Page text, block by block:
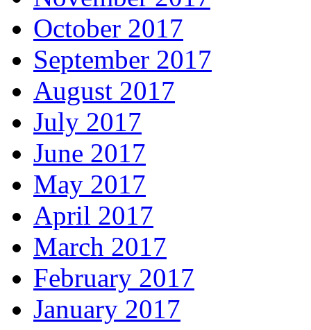
October 2017
September 2017
August 2017
July 2017
June 2017
May 2017
April 2017
March 2017
February 2017
January 2017